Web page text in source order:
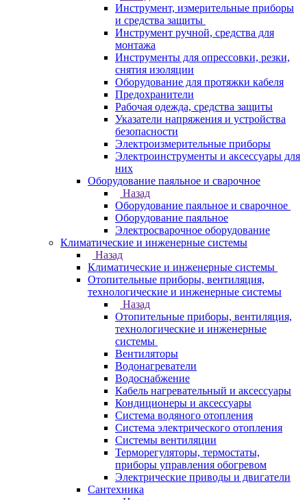
Инструмент, измерительные приборы
и средства защиты
Инструмент ручной, средства для
монтажа
Инструменты для опрессовки, резки,
снятия изоляции
Оборудование для протяжки кабеля
Предохранители
Рабочая одежда, средства защиты
Указатели напряжения и устройства
безопасности
Электроизмерительные приборы
Электроинструменты и аксессуары для
них
Оборудование паяльное и сварочное
Назад
Оборудование паяльное и сварочное
Оборудование паяльное
Электросварочное оборудование
Климатические и инженерные системы
Назад
Климатические и инженерные системы
Отопительные приборы, вентиляция,
технологические и инженерные системы
Назад
Отопительные приборы, вентиляция,
технологические и инженерные
системы
Вентиляторы
Водонагреватели
Водоснабжение
Кабель нагревательный и аксессуары
Кондиционеры и аксессуары
Система водяного отопления
Система электрического отопления
Системы вентиляции
Терморегуляторы, термостаты,
приборы управления обогревом
Электрические приводы и двигатели
Сантехника